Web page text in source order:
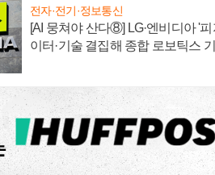
전자·전기·정보통신
[AI 뭉쳐야 산다⑧] LG·엔비디아 '
이터·기술 결집해 종합 로보틱스